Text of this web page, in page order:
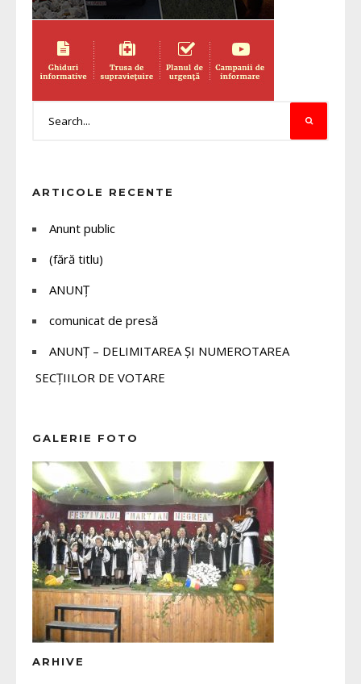
ARTICOLE RECENTE
Anunt public
(fără titlu)
ANUNȚ
comunicat de presă
ANUNȚ – DELIMITAREA ȘI NUMEROTAREA
SECȚIILOR DE VOTARE
GALERIE FOTO
ARHIVE